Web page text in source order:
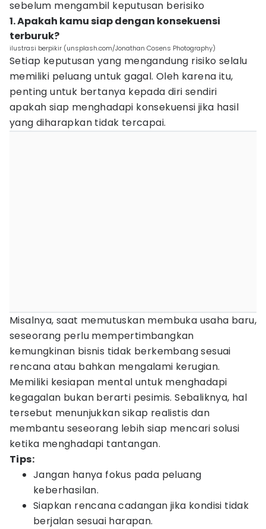
sebelum mengambil keputusan berisiko
1. Apakah kamu siap dengan konsekuensi
terburuk?
ilustrasi berpikir (unsplash.com/Jonathan Cosens Photography)
Setiap keputusan yang mengandung risiko selalu
memiliki peluang untuk gagal. Oleh karena itu,
penting untuk bertanya kepada diri sendiri
apakah siap menghadapi konsekuensi jika hasil
yang diharapkan tidak tercapai.
Misalnya, saat memutuskan membuka usaha baru,
seseorang perlu mempertimbangkan
kemungkinan bisnis tidak berkembang sesuai
rencana atau bahkan mengalami kerugian.
Memiliki kesiapan mental untuk menghadapi
kegagalan bukan berarti pesimis. Sebaliknya, hal
tersebut menunjukkan sikap realistis dan
membantu seseorang lebih siap mencari solusi
ketika menghadapi tantangan.
Tips:
Jangan hanya fokus pada peluang
keberhasilan.
Siapkan rencana cadangan jika kondisi tidak
berjalan sesuai harapan.